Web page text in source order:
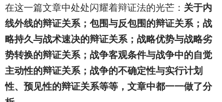
在这一篇文章中处处闪耀着辩证法的光芒： 关于内
线外线的辩证关系；包围与反包围的辩证关系；战
略持久与战术速决的辩证关系；战略优势与战略劣
势转换的辩证关系；战争客观条件与战争中的自觉
主动性的辩证关系；战争的不确定性与实行计划
性、预见性的辩证关系等等，文章中都一一做了分